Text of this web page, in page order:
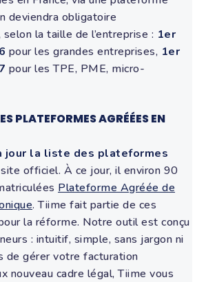
deviendra obligatoire
la taille de l’entreprise : 1er
pour les grandes entreprises, 1er
pour les TPE, PME, micro-
PLATEFORMES AGRÉÉES EN
jour la liste des plateformes
officiel. À ce jour, il environ 90
Plateforme Agréée de
. Tiime fait partie de ces
la réforme. Notre outil est conçu
: intuitif, simple, sans jargon ni
de gérer votre facturation
nouveau cadre légal, Tiime vous